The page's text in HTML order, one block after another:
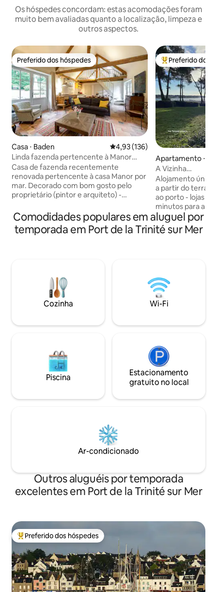
Os hóspedes concordam: estas acomodações foram
muito bem avaliadas quanto a localização, limpeza e
outros aspectos.
Preferido dos hóspedes
Preferido dos hóspedes
Casa ⋅ Baden 4,93 de uma avaliação média de
4,93 (136)
Linda fazenda pertencente à Manor
House por mar
Casa de fazenda recentemente
renovada pertencente à casa Manor por
mar. Decorado com bom gosto pelo
proprietário (pintor e arquiteto) -
necessidades nas férias - quartos
confortáveis com banheiros privativos,
terraço virado para o oeste com
encantadora com mercado e
supermercado a 4 minutos de carro da
Entre os
Preferido dos
Apartamento ⋅
r-Mer
A Vizinha
Alojamento único
a partir do
ao porto - lojas a
minutos para a
apartamento tem
entrada com
quarto separado
desde que:
sejam
reserva. Sem
Comodidades populares em aluguel por
temporada em Port de la Trinité sur Mer
Cozinha Wi-Fi
Piscina
Estacionamento
gratuito no local
Ar-condicionado
Outros aluguéis por temporada
excelentes em Port de la Trinité sur Mer
Entre os melhores preferidos dos hóspedes
Preferido dos hóspedes